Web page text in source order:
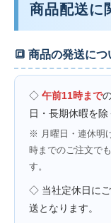
商品配送に
🔳 商品の発送につ
◇ 午前11時まで
日・長期休暇を除
※ 月曜日・連休明
時までのご注文で
す。
◇ 当社定休日に
送となります。